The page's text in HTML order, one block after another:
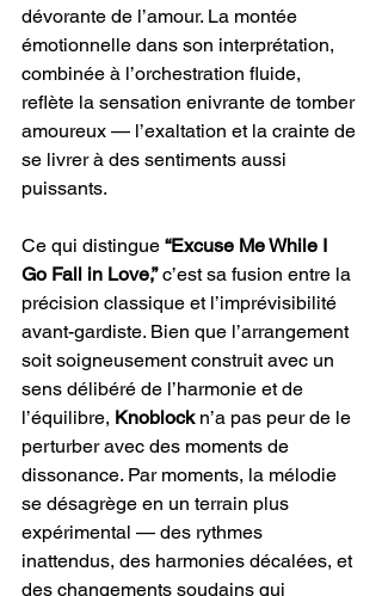
dévorante de l’amour. La montée
émotionnelle dans son interprétation,
combinée à l’orchestration fluide,
reflète la sensation enivrante de tomber
amoureux — l’exaltation et la crainte de
se livrer à des sentiments aussi
puissants.
Ce qui distingue “Excuse Me While I
Go Fall in Love,” c’est sa fusion entre la
précision classique et l’imprévisibilité
avant-gardiste. Bien que l’arrangement
soit soigneusement construit avec un
sens délibéré de l’harmonie et de
l’équilibre, Knoblock n’a pas peur de le
perturber avec des moments de
dissonance. Par moments, la mélodie
se désagrège en un terrain plus
expérimental — des rythmes
inattendus, des harmonies décalées, et
des changements soudains qui